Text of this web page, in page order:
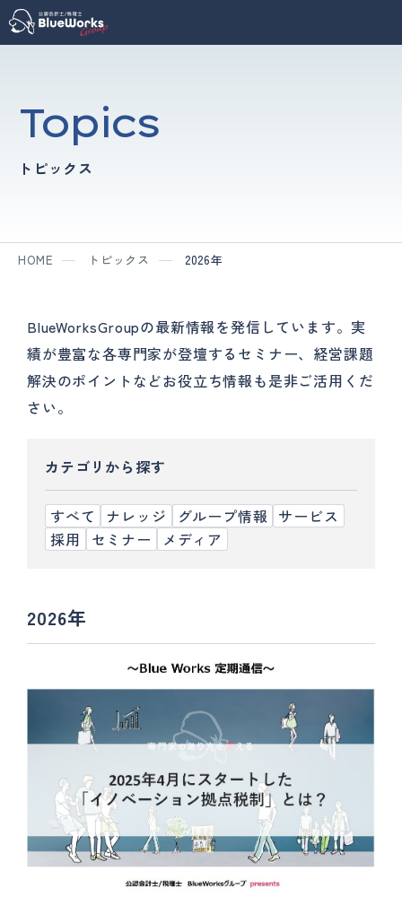
Topics
トピックス
HOME トピックス 2026年
BlueWorksGroupの最新情報を発信しています。 実
績が豊富な各専門家が登壇するセミナー、 経営課題
解決のポイントなどお役立ち情報も是非ご活用くだ
さい。
カテゴリから探す
すべて ナレッジ グループ情報 サービス
採用
セミナー メディア
2026年